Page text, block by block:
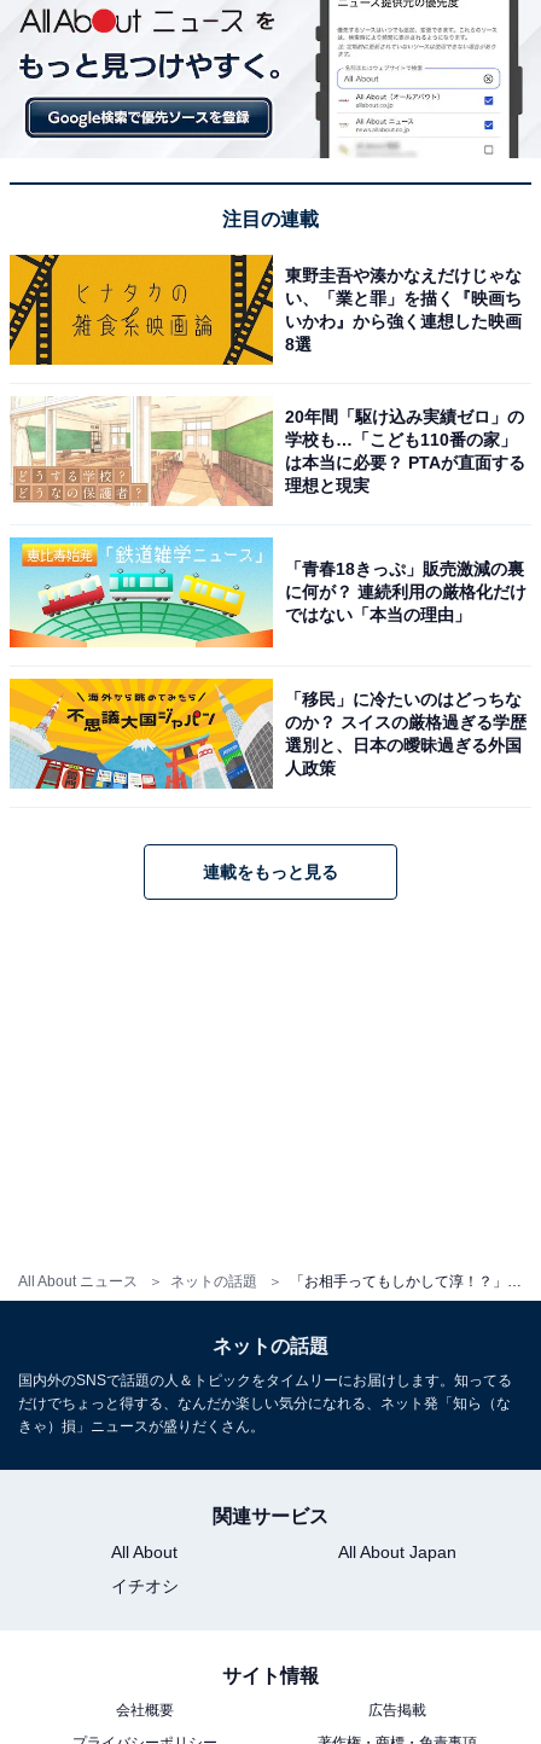
All About ニュース ネットの話題 「お相手ってもしかして淳！？」田村淳、シンママタレントの再婚を祝福！ 「本人登場」「確定演出」
注目の連載
東野圭吾や湊かなえだけじゃな
い、「業と罪」を描く『映画ち
いかわ』から強く連想した映画
8選
20年間「駆け込み実績ゼロ」の
学校も…「こども110番の家」
は本当に必要？ PTAが直面する
理想と現実
「青春18きっぷ」販売激減の裏
に何が？ 連続利用の厳格化だけ
ではない「本当の理由」
「移民」に冷たいのはどっちな
のか？ スイスの厳格過ぎる学歴
選別と、日本の曖昧過ぎる外国
人政策
連載をもっと見る
ネットの話題
国内外のSNSで話題の人＆トピックをタイムリーにお届けします。知ってる
だけでちょっと得する、なんだか楽しい気分になれる、ネット発「知ら（な
きゃ）損」ニュースが盛りだくさん。
関連サービス
All About
All About Japan
イチオシ
サイト情報
会社概要
広告掲載